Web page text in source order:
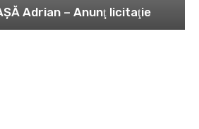
Adrian – Anunţ licitaţie